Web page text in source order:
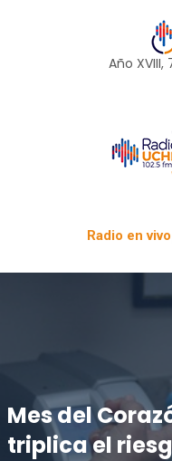
Año XVIII,
Radio en vivo
Mes del
triplica el